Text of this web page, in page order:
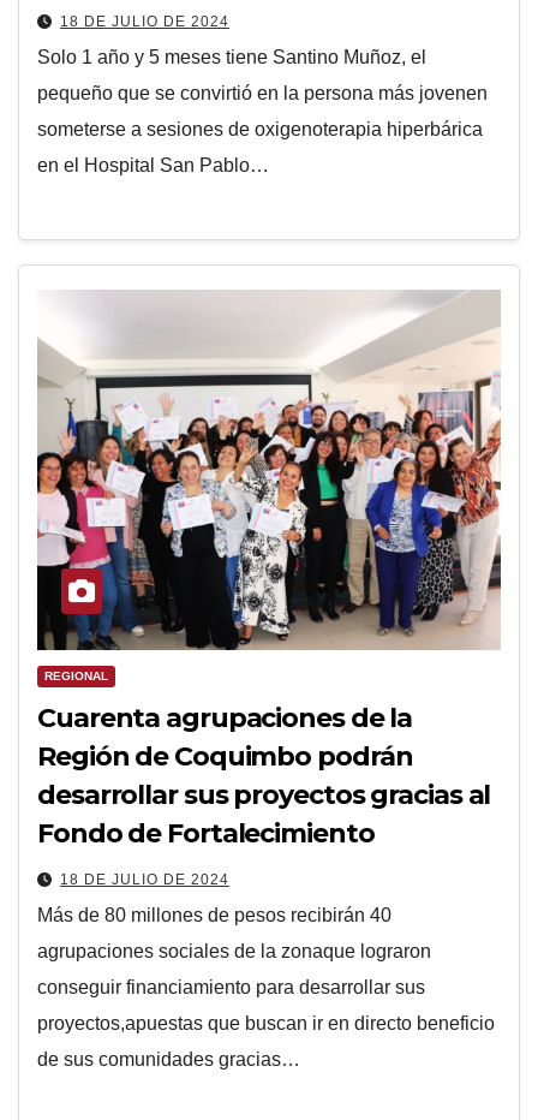
18 DE JULIO DE 2024
Solo 1 año y 5 meses tiene Santino Muñoz, el
pequeño que se convirtió en la persona más jovenen
someterse a sesiones de oxigenoterapia hiperbárica
en el Hospital San Pablo…
REGIONAL
Cuarenta agrupaciones de la
Región de Coquimbo podrán
desarrollar sus proyectos gracias al
Fondo de Fortalecimiento
18 DE JULIO DE 2024
Más de 80 millones de pesos recibirán 40
agrupaciones sociales de la zonaque lograron
conseguir financiamiento para desarrollar sus
proyectos,apuestas que buscan ir en directo beneficio
de sus comunidades gracias…